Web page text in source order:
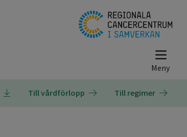
Till vårdförlopp Till regimer